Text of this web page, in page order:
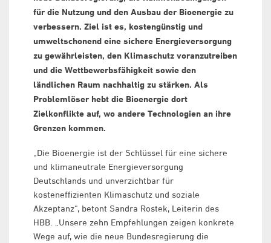
für die Nutzung und den Ausbau der Bioenergie zu
verbessern. Ziel ist es, kostengünstig und
umweltschonend eine sichere Energieversorgung
zu gewährleisten, den Klimaschutz voranzutreiben
und die Wettbewerbsfähigkeit sowie den
ländlichen Raum nachhaltig zu stärken. Als
Problemlöser hebt die Bioenergie dort
Zielkonflikte auf, wo andere Technologien an ihre
Grenzen kommen.
„Die Bioenergie ist der Schlüssel für eine sichere
und klimaneutrale Energieversorgung
Deutschlands und unverzichtbar für
kosteneffizienten Klimaschutz und soziale
Akzeptanz“, betont Sandra Rostek, Leiterin des
HBB. „Unsere zehn Empfehlungen zeigen konkrete
Wege auf, wie die neue Bundesregierung die